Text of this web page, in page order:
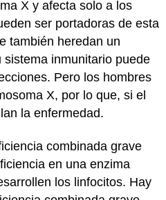
X y afecta solo a los
ser portadoras de esta
también heredan un
inmunitario puede
Pero los hombres
X, por lo que, si el
la enfermedad.
combinada grave
en una enzima
los linfocitos. Hay